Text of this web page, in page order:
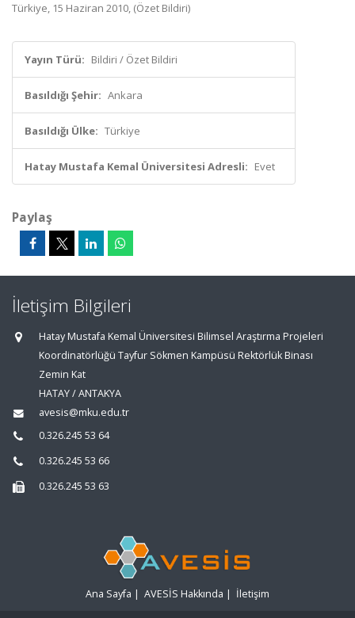
Türkiye, 15 Haziran 2010, (Özet Bildiri)
Yayın Türü: Bildiri / Özet Bildiri
Basıldığı Şehir: Ankara
Basıldığı Ülke: Türkiye
Hatay Mustafa Kemal Üniversitesi Adresli: Evet
Paylaş
İletişim Bilgileri
Hatay Mustafa Kemal Üniversitesi Bilimsel Araştırma Projeleri
Koordinatörlüğü Tayfur Sökmen Kampüsü Rektörlük Binası
Zemin Kat
HATAY / ANTAKYA
avesis@mku.edu.tr
0.326.245 53 64
0.326.245 53 66
0.326.245 53 63
Ana Sayfa | AVESİS Hakkında | İletişim